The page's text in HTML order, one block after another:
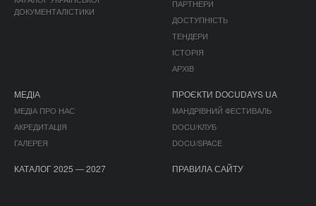
ДОКУМЕНТАЛІСТИКИ
ПАРТНЕРИ
ДОСТУПНІСТЬ
ТЕНДЕРИ
ІСТОРІЯ
АРХІВ
МЕДІА
МЕДІА ПРО НАС
АКРЕДИТАЦІЯ
ГАЛЕРЕЯ
ПРОЄКТИ DOCUDAYS UA
МАНДРІВНИЙ ФЕСТИВАЛЬ
DOCU/КЛУБ
DOCU/SPACE
КАТАЛОГ 2025 — 2027 ПРАВИЛА САЙТУ